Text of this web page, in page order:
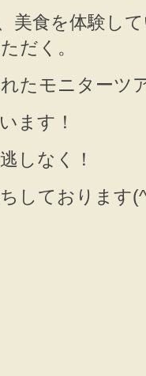
美食を体験し
だく。
たモニターツ
ます！
しなく！
しております